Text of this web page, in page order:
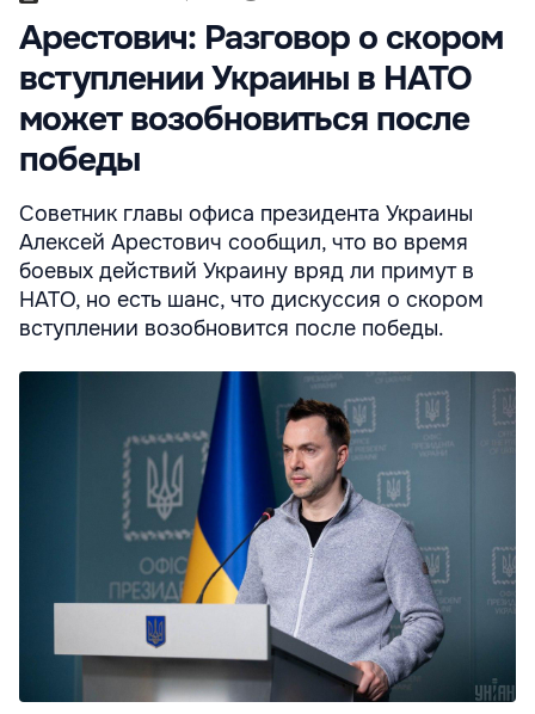
Арестович: Разговор о скором
вступлении Украины в НАТО
может возобновиться после
победы
Советник главы офиса президента Украины
Алексей Арестович сообщил, что во время
боевых действий Украину вряд ли примут в
НАТО, но есть шанс, что дискуссия о скором
вступлении возобновится после победы.